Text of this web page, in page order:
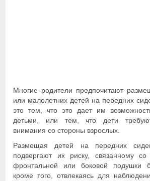
Многие родители предпочитают
или малолетних детей на передних
это тем, что это дает им
детьми, или тем, что дети
внимания со стороны взрослых.
Размещая детей на передних
подвергают их риску, связанному со
фронтальной или боковой подушки
кроме того, отвлекаясь для